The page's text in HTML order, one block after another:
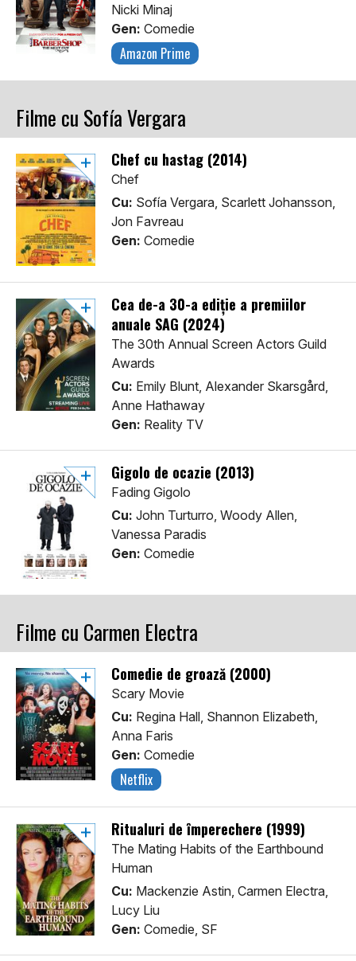
Nicki Minaj
Gen: Comedie
Amazon Prime
Filme cu Sofía Vergara
Chef cu hastag (2014)
Chef
Cu: Sofía Vergara, Scarlett Johansson,
Jon Favreau
Gen: Comedie
Cea de-a 30-a ediție a premiilor
anuale SAG (2024)
The 30th Annual Screen Actors Guild
Awards
Cu: Emily Blunt, Alexander Skarsgård,
Anne Hathaway
Gen: Reality TV
Gigolo de ocazie (2013)
Fading Gigolo
Cu: John Turturro, Woody Allen,
Vanessa Paradis
Gen: Comedie
Filme cu Carmen Electra
Comedie de groază (2000)
Scary Movie
Cu: Regina Hall, Shannon Elizabeth,
Anna Faris
Gen: Comedie
Netflix
Ritualuri de împerechere (1999)
The Mating Habits of the Earthbound
Human
Cu: Mackenzie Astin, Carmen Electra,
Lucy Liu
Gen: Comedie, SF